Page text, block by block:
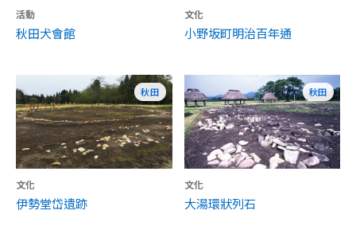
活動
秋田犬會館
文化
小野坂町明治百年通
秋田
文化
伊勢堂岱遺跡
秋田
文化
大湯環狀列石